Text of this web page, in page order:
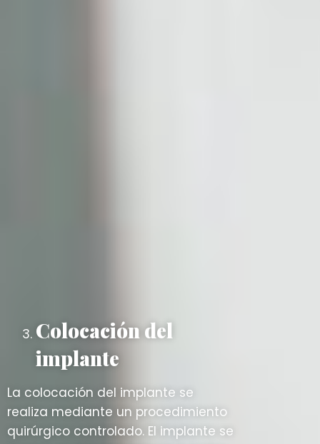
Colocación del
implante
La colocación del implante se
realiza mediante un procedimiento
quirúrgico controlado. El implante se